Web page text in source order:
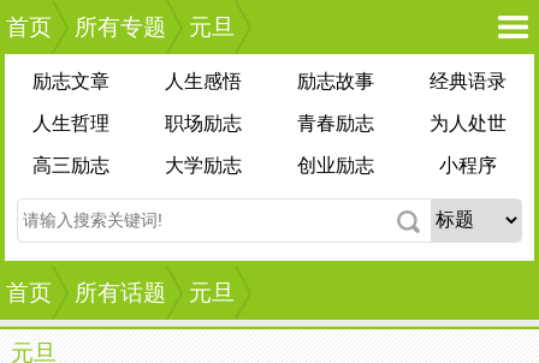
首页 所有专题 元旦
励志文章 人生感悟 励志故事 经典语录
人生哲理 职场励志 青春励志 为人处世
高三励志 大学励志 创业励志 小程序
首页 所有话题 元旦
元旦